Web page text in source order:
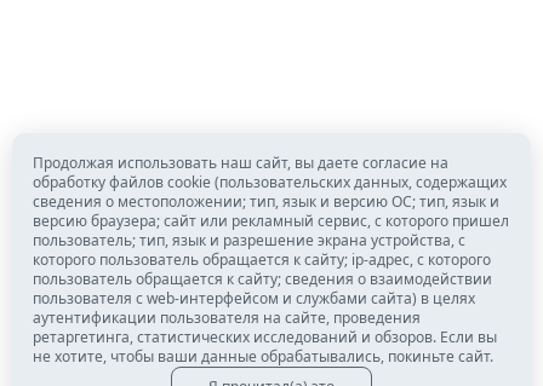
Продолжая использовать наш сайт, вы даете согласие на
обработку файлов cookie (пользовательских данных, содержащих
сведения о местоположении; тип, язык и версию ОС; тип, язык и
версию браузера; сайт или рекламный сервис, с которого пришел
пользователь; тип, язык и разрешение экрана устройства, с
которого пользователь обращается к сайту; ip-адрес, с которого
пользователь обращается к сайту; сведения о взаимодействии
пользователя с web-интерфейсом и службами сайта) в целях
аутентификации пользователя на сайте, проведения
ретаргетинга, статистических исследований и обзоров. Если вы
не хотите, чтобы ваши данные обрабатывались, покиньте сайт.